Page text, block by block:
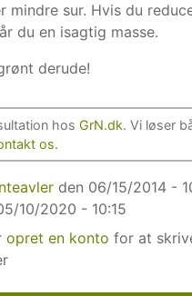
mindre sur. Hvis du
du en isagtig masse.
derude!
hos GrN.dk. Vi løser
os.
den 06/15/2014 -
10/2020 - 10:15
opret en konto for at